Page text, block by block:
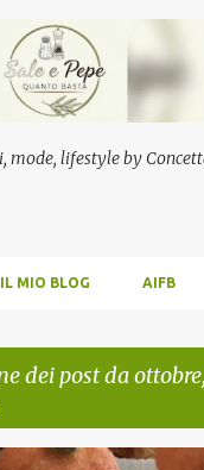
ai contenuti
mode, lifestyle by
IL MIO BLOG AIFB
dei post da